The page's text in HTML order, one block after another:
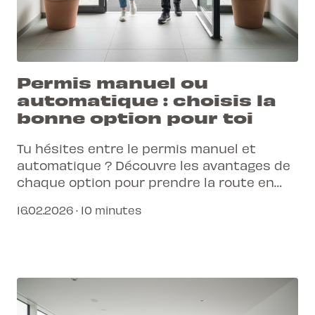
Permis manuel ou
automatique : choisis la
bonne option pour toi
Tu hésites entre le permis manuel et
automatique ? Découvre les avantages de
chaque option pour prendre la route en
16.02.2026 · 10 minutes